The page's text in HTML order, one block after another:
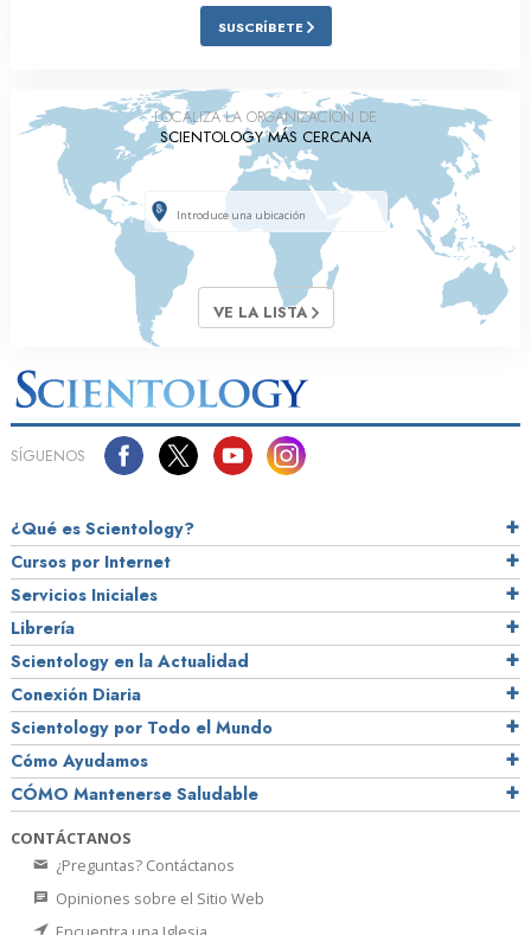
SUSCRÍBETE
LOCALIZA LA ORGANIZACIÓN DE
SCIENTOLOGY MÁS CERCANA
VE LA LISTA
SÍGUENOS
¿Qué es Scientology?
Cursos por Internet
Servicios Iniciales
Librería
Scientology en la Actualidad
Conexión Diaria
Scientology por Todo el Mundo
Cómo Ayudamos
CÓMO Mantenerse Saludable
CONTÁCTANOS
¿Preguntas? Contáctanos
Opiniones sobre el Sitio Web